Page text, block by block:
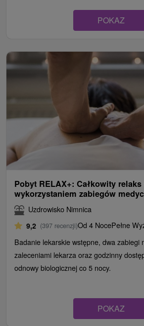
POKAZ
Pobyt RELAX+: Całkowity relaks
wykorzystaniem zabiegów
Uzdrowisko Nimnica
9,2 (397 recenzji)Od 4 NocePełne
Badanie lekarskie wstępne, dwa zabiegi
zaleceniami lekarza oraz godzinny
odnowy biologicznej co 5 nocy.
POKAZ